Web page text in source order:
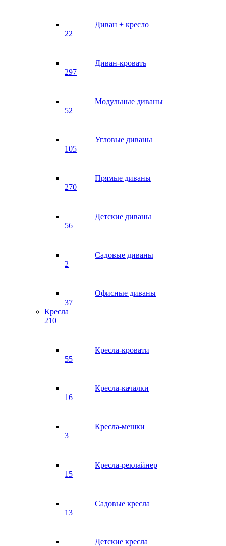
Диван + кресло
22
Диван-кровать
297
Модульные диваны
52
Угловые диваны
105
Прямые диваны
270
Детские диваны
56
Садовые диваны
2
Офисные диваны
37
Кресла
210
Кресла-кровати
55
Кресла-качалки
16
Кресла-мешки
3
Кресла-реклайнер
15
Садовые кресла
13
Детские кресла